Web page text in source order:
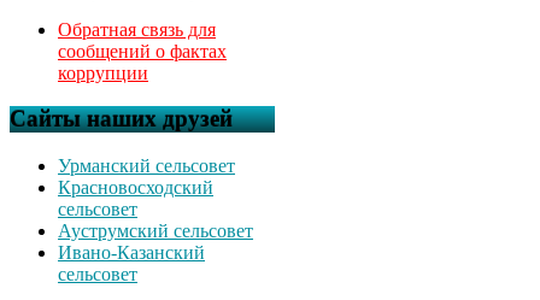
Обратная связь для
сообщений о фактах
коррупции
Сайты наших друзей
Урманский сельсовет
Красновосходский
сельсовет
Ауструмский сельсовет
Ивано-Казанский
сельсовет